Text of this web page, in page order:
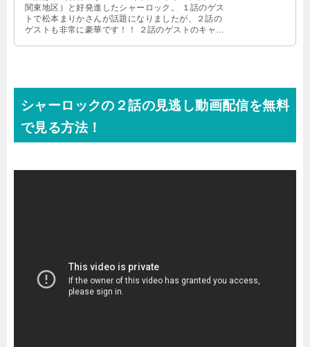
関東地区）と好発進したシャーロック。 １話のゲス
トで松本まりかさんが話題になりましたが、２話の
ゲストも非常に豪華です！！ ２話のゲストのキャス
シャーロックの２話の見逃し動画配信を無料
で見る方法！